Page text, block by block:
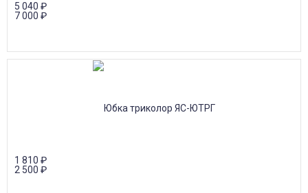
5 040 ₽
7 000 ₽
1 810 ₽
2 500 ₽